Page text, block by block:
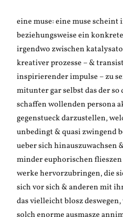
eine muse: eine muse scheint
beziehungsweise ein
irgendwo zwischen
kreativer prozesse – &
inspirierender impulse – zu
mitunter gar selbst das der
schaffen wollenden persona
gegenstueck darzustellen,
unbedingt & quasi zwingend
ueber sich hinauszuwachsen
minder euphorischen flieszen
werke hervorzubringen, die
sich vor sich & anderen mit
das vielleicht blosz